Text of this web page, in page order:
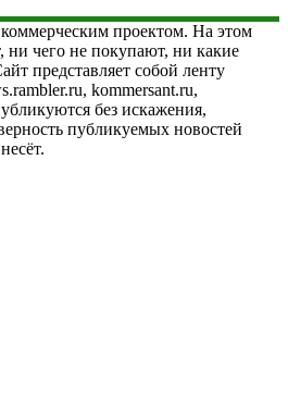
проектом. На этом
ни чего не покупают, ни какие
представляет собой ленту
kommersant.ru,
без искажения,
публикуемых новостей